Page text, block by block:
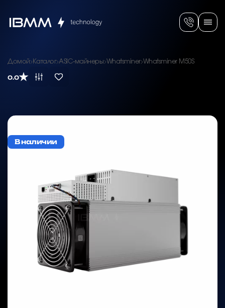
Домой Каталог ASIC-майнеры Whatsminer Whatsminer M50S
0.0
В наличии